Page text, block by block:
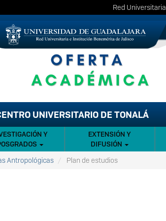
Red Universitaria
UNIVERSITARIO DE TONALÁ
Y
EXTENSIÓN Y
DIFUSIÓN
Antropológicas Plan de estudios